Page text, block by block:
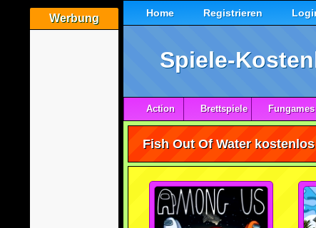
Werbung Home Registrieren
Spiele-
Action Brettspiele Fungames
Fish Out Of Water